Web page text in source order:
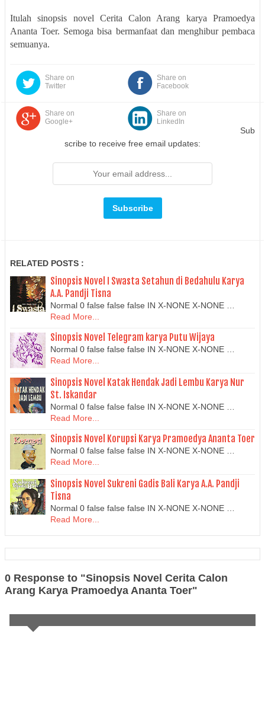
Itulah sinopsis novel Cerita Calon Arang karya Pramoedya
Ananta Toer. Semoga bisa bermanfaat dan menghibur pembaca
semuanya.
Share on
Facebook
Share on
Twitter
Share on
Google+
Share on
LinkedIn
Sub
scribe to receive free email updates:
RELATED POSTS :
Sinopsis Novel I Swasta Setahun di Bedahulu Karya
A.A. Pandji Tisna
Normal 0 false false false IN X-NONE X-NONE …
Read More...
Sinopsis Novel Telegram karya Putu Wijaya
Normal 0 false false false IN X-NONE X-NONE …
Read More...
Sinopsis Novel Katak Hendak Jadi Lembu Karya Nur
St. Iskandar
Normal 0 false false false IN X-NONE X-NONE …
Read More...
Sinopsis Novel Korupsi Karya Pramoedya Ananta Toer
Normal 0 false false false IN X-NONE X-NONE …
Read More...
Sinopsis Novel Sukreni Gadis Bali Karya A.A. Pandji
Tisna
Normal 0 false false false IN X-NONE X-NONE …
Read More...
0 Response to "Sinopsis Novel Cerita Calon
Arang Karya Pramoedya Ananta Toer"